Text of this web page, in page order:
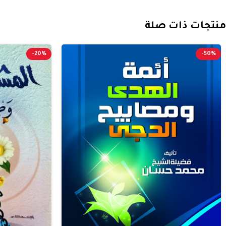
منتجات ذات صلة
-50%
-20%